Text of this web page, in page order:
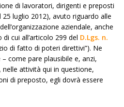
di lavoratori, dirigenti e preposti
luglio 2012), avuto riguardo alle
aziendale, anche
cui all’articolo 299 del D.Lgs. n.
di fatto di poteri direttivi”). Ne
come pare plausibile e, anzi,
attività qui in questione,
di preposto, egli dovrà essere